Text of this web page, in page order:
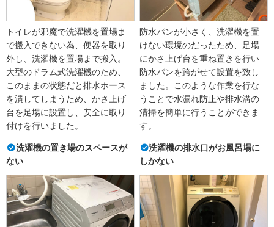
トイレが邪魔で洗濯機を置場ま
で搬入できない為、便器を取り
外し、洗濯機を置場まで搬入。
大型のドラム式洗濯機のため、
このままの状態だと排水ホース
を潰してしまうため、かさ上げ
台を足場に設置し、安全に取り
付けを行いました。
防水パンが小さく、洗濯機を置
けない環境のだったため、足場
にかさ上げ台を重ね置きを行い
防水パンを跨がせて設置を致し
ました。このような作業を行な
うことで水漏れ防止や排水溝の
清掃を簡単に行うことができま
す。
洗濯機の置き場のスペースが
ない
洗濯機の排水口がお風呂場に
しかない